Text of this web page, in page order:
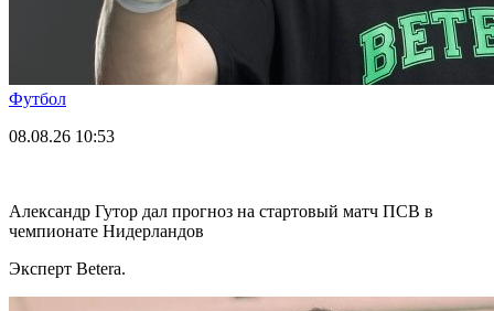
Футбол
08.08.26 10:53
Александр Гутор дал прогноз на стартовый матч ПСВ в
чемпионате Нидерландов
Эксперт Betera.